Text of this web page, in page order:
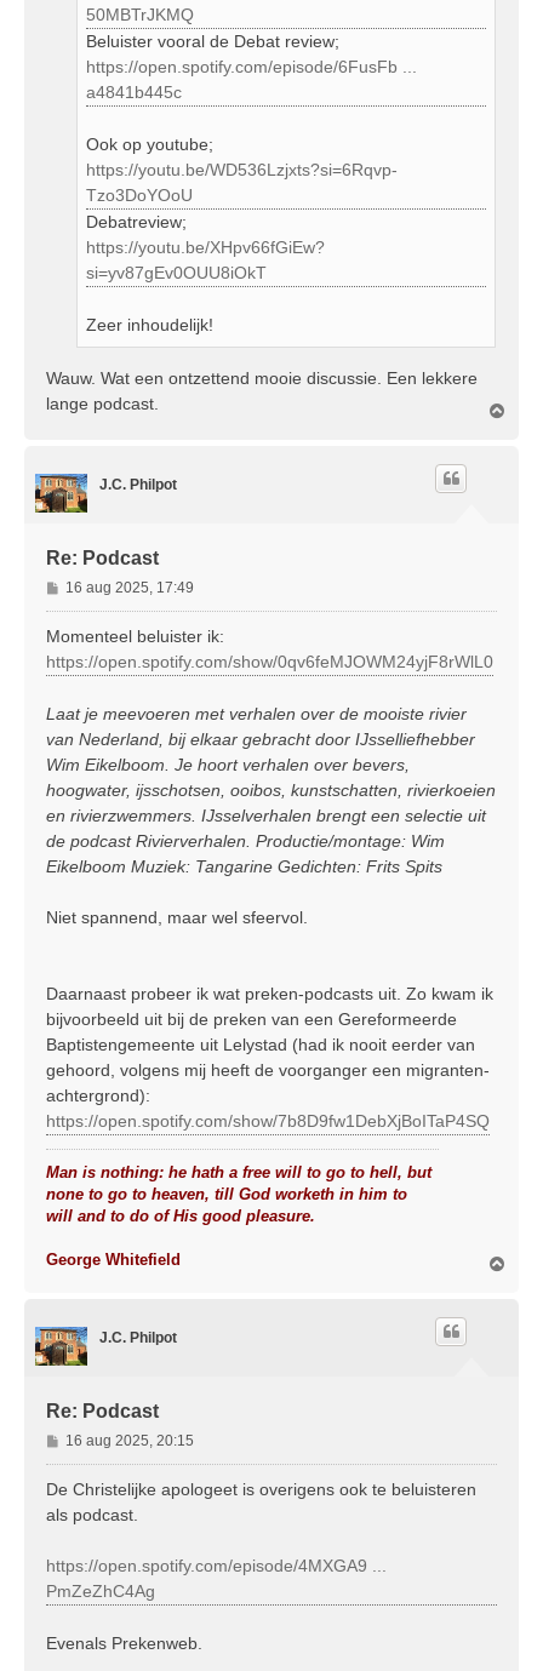
50MBTrJKMQ
Beluister vooral de Debat review;
https://open.spotify.com/episode/6FusFb ...
a4841b445c
Ook op youtube;
https://youtu.be/WD536Lzjxts?si=6Rqvp-
Tzo3DoYOoU
Debatreview;
https://youtu.be/XHpv66fGiEw?
si=yv87gEv0OUU8iOkT
Zeer inhoudelijk!
Wauw. Wat een ontzettend mooie discussie. Een lekkere
lange podcast.
J.C. Philpot
Re: Podcast
B
e
c
t
16 aug 2025, 17:49
Momenteel beluister ik:
https://open.spotify.com/show/0qv6feMJOWM24yjF8rWlL0
Laat je meevoeren met verhalen over de mooiste rivier
van Nederland, bij elkaar gebracht door IJsselliefhebber
Wim Eikelboom. Je hoort verhalen over bevers,
hoogwater, ijsschotsen, ooibos, kunstschatten, rivierkoeien
en rivierzwemmers. IJsselverhalen brengt een selectie uit
de podcast Rivierverhalen. Productie/montage: Wim
Eikelboom Muziek: Tangarine Gedichten: Frits Spits
Niet spannend, maar wel sfeervol.
Daarnaast probeer ik wat preken-podcasts uit. Zo kwam ik
bijvoorbeeld uit bij de preken van een Gereformeerde
Baptistengemeente uit Lelystad (had ik nooit eerder van
gehoord, volgens mij heeft de voorganger een migranten-
achtergrond):
https://open.spotify.com/show/7b8D9fw1DebXjBoITaP4SQ
Man is nothing: he hath a free will to go to hell, but
none to go to heaven, till God worketh in him to
will and to do of His good pleasure.
George Whitefield
J.C. Philpot
Re: Podcast
B
e
c
t
16 aug 2025, 20:15
De Christelijke apologeet is overigens ook te beluisteren
als podcast.
https://open.spotify.com/episode/4MXGA9 ...
PmZeZhC4Ag
Evenals Prekenweb.